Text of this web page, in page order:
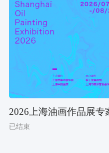
2026上海油画作品展专
已结束